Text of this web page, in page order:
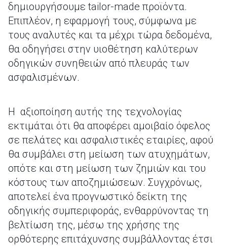
δημιουργήσουμε tailor-made προϊόντα.
Επιπλέον, η εφαρμογή τους, σύμφωνα με
τους αναλυτές και τα μέχρι τώρα δεδομένα,
θα οδηγήσει στην υιοθέτηση καλύτερων
οδηγικών συνηθειών από πλευράς των
ασφαλισμένων.
Η αξιοποίηση αυτής της τεχνολογίας
εκτιμάται ότι θα αποφέρει αμοιβαίο όφελος
σε πελάτες και ασφαλιστικές εταιρίες, αφού
θα συμβάλει στη μείωση των ατυχημάτων,
οπότε και στη μείωση των ζημιών και του
κόστους των αποζημιώσεων. Συγχρόνως,
αποτελεί ένα προγνωστικό δείκτη της
οδηγικής συμπεριφοράς, ενθαρρύνοντας τη
βελτίωση της, μέσω της χρήσης της
ορθότερης επιτάχυνσης συμβάλλοντας έτσι